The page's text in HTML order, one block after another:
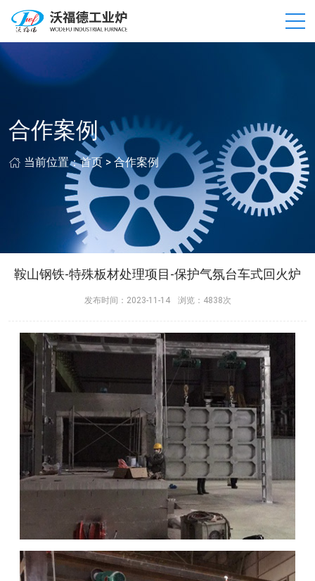
合作案例
当前位置：首页 > 合作案例
鞍山钢铁-特殊板材处理项目-保护气氛台车式回火炉
发布时间：2023-11-14 浏览：4838次